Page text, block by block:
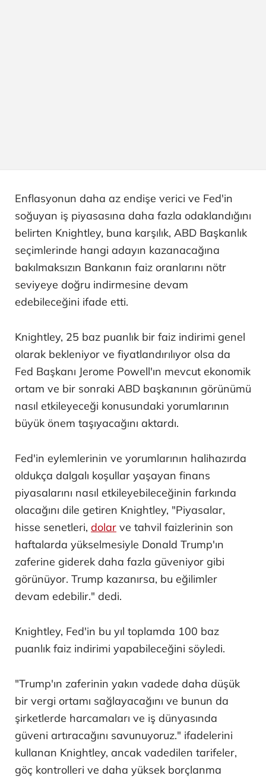
Enflasyonun daha az endişe verici ve Fed'in
soğuyan iş piyasasına daha fazla odaklandığını
belirten Knightley, buna karşılık, ABD Başkanlık
seçimlerinde hangi adayın kazanacağına
bakılmaksızın Bankanın faiz oranlarını nötr
seviyeye doğru indirmesine devam
edebileceğini ifade etti.
Knightley, 25 baz puanlık bir faiz indirimi genel
olarak bekleniyor ve fiyatlandırılıyor olsa da
Fed Başkanı Jerome Powell'ın mevcut ekonomik
ortam ve bir sonraki ABD başkanının görünümü
nasıl etkileyeceği konusundaki yorumlarının
büyük önem taşıyacağını aktardı.
Fed'in eylemlerinin ve yorumlarının halihazırda
oldukça dalgalı koşullar yaşayan finans
piyasalarını nasıl etkileyebileceğinin farkında
olacağını dile getiren Knightley, "Piyasalar,
hisse senetleri, dolar ve tahvil faizlerinin son
haftalarda yükselmesiyle Donald Trump'ın
zaferine giderek daha fazla güveniyor gibi
görünüyor. Trump kazanırsa, bu eğilimler
devam edebilir." dedi.
Knightley, Fed'in bu yıl toplamda 100 baz
puanlık faiz indirimi yapabileceğini söyledi.
"Trump'ın zaferinin yakın vadede daha düşük
bir vergi ortamı sağlayacağını ve bunun da
şirketlerde harcamaları ve iş dünyasında
güveni artıracağını savunuyoruz." ifadelerini
kullanan Knightley, ancak vadedilen tarifeler,
göç kontrolleri ve daha yüksek borçlanma